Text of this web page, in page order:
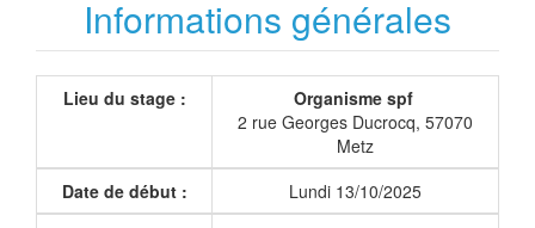
Informations générales
Lieu du stage :
Organisme spf
2 rue Georges Ducrocq, 57070
Metz
Date de début :
Lundi 13/10/2025